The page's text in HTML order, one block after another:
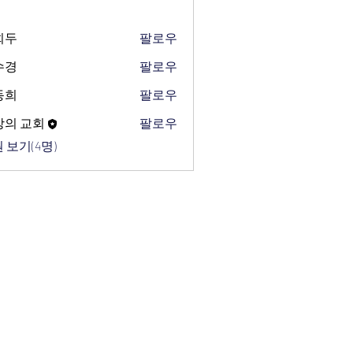
두
팔로우
경
팔로우
희
팔로우
의 교회
팔로우
보기(4명)